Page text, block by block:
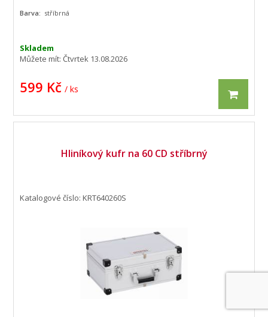
Skladem
Můžete mít:Čtvrtek 13.08.2026
599 Kč / ks
Barva: stříbrná
Hliníkový kufr na 60 CD stříbrný
Katalogové číslo: KRT640260S